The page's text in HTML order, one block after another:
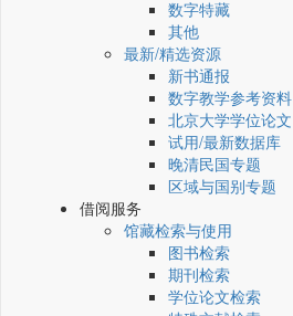
数字特藏
其他
最新/精选资源
新书通报
数字教学参考资料
北京大学学位论文
试用/最新数据库
晚清民国专题
区域与国别专题
借阅服务
馆藏检索与使用
图书检索
期刊检索
学位论文检索